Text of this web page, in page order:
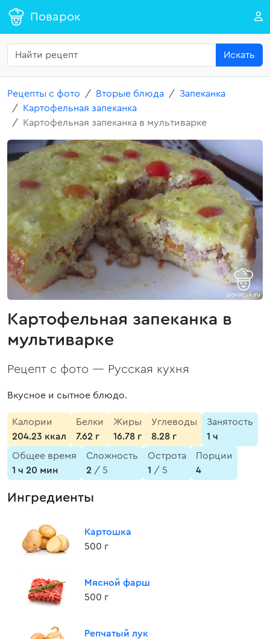
Поварок
Искать
Рецепты с фото Вторые блюда
Запеканка
Картофельная запеканка
Картофельная запеканка в мультиварке
Картофельная запеканка в
мультиварке
Рецепт с фото — Русская кухня
Вкусное и сытное блюдо.
Калории
204.23 ккал
Белки
7.62 г
Жиры
16.78 г
Углеводы
8.28 г
Занятость
1 ч
Общее время
1 ч 20 мин
Сложность
2 / 5
Острота
1 / 5
Порции
4
Ингредиенты
Картошка
500 г
Мясной фарш
500 г
Репчатый лук